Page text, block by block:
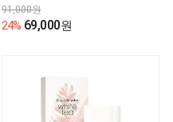
91,000원
24% 69,000원